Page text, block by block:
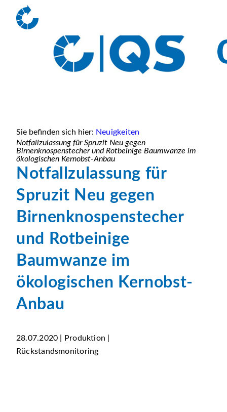
Sie befinden sich hier: Neuigkeiten
Notfallzulassung für Spruzit Neu gegen
Birnenknospenstecher und Rotbeinige Baumwanze im
ökologischen Kernobst-Anbau
Notfallzulassung für
Spruzit Neu gegen
Birnenknospenstecher
und Rotbeinige
Baumwanze im
ökologischen Kernobst-
Anbau
28.07.2020 | Produktion |
Rückstandsmonitoring